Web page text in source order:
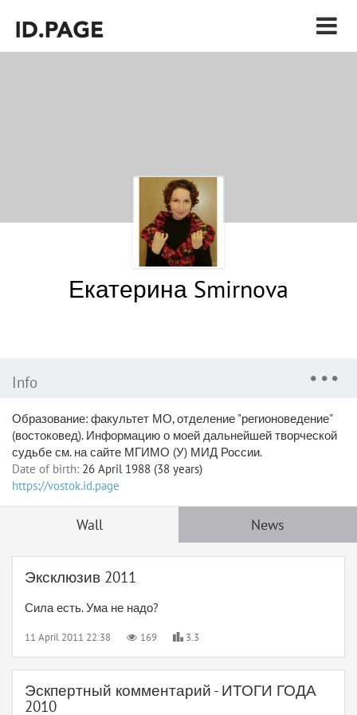
Екатерина Smirnova
Info
Образование: факультет МО, отделение "регионоведение"
(востоковед). Информацию о моей дальнейшей творческой
судьбе см. на сайте МГИМО (У) МИД России.
Date of birth: 26 April 1988 (38 years)
https://vostok.id.page
Wall News
Эксклюзив 2011
Сила есть. Ума не надо?
11 April 2011 22:38 169 3.3
Эскпертный комментарий - ИТОГИ ГОДА
2010